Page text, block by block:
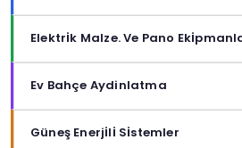
Sıva Altı Ayarlanabilir Panel Led
Sıva Altı Cam Spot Aydınlatma
Sıva Altı Takım Led Spot Aydınlatma
Tekli Prizler
İkili Prizler
Usb Li Prizler
Elektri̇k Malze. Ve Pano
Otamatik Sigortalar
Kaçak Akım Roleleri
Ev Bahçe Aydinlatma
Tavan Tipi Bahçe Aydınlatmaları
Güneş Enerji̇li̇ Si̇stemler